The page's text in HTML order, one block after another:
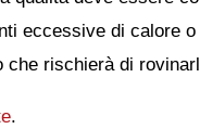
eccessive di calore
che rischierà di
.